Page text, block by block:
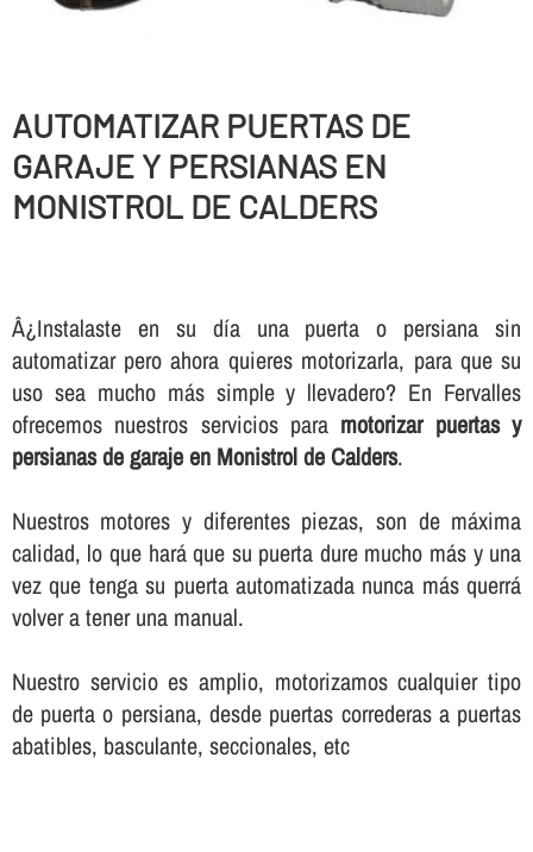
AUTOMATIZAR PUERTAS DE
GARAJE Y PERSIANAS EN
MONISTROL DE CALDERS
Â¿Instalaste en su dí­a una puerta o persiana sin
automatizar pero ahora quieres motorizarla, para que su
uso sea mucho más simple y llevadero? En Fervalles
ofrecemos nuestros servicios para motorizar puertas y
persianas de garaje en Monistrol de Calders.
Nuestros motores y diferentes piezas, son de máxima
calidad, lo que hará que su puerta dure mucho más y una
vez que tenga su puerta automatizada nunca más querrá
volver a tener una manual.
Nuestro servicio es amplio, motorizamos cualquier tipo
de puerta o persiana, desde puertas correderas a puertas
abatibles, basculante, seccionales, etc